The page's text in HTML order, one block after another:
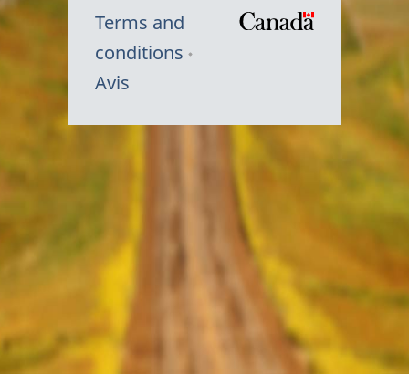
Terms and
conditions
Avis
Symbole
Canada